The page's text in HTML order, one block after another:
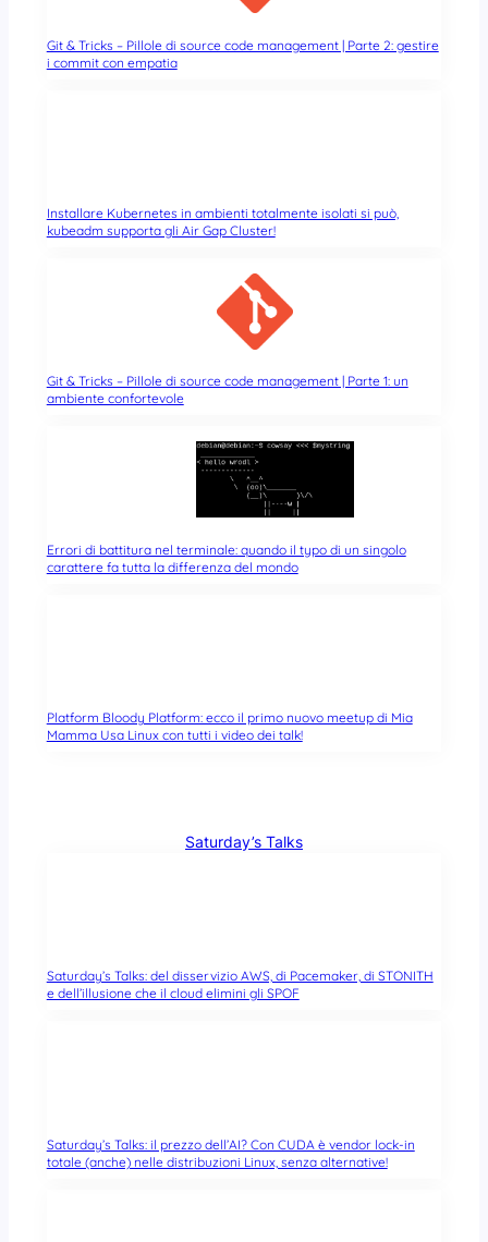
Git & Tricks – Pillole di source code management | Parte 2: gestire
i commit con empatia
Installare Kubernetes in ambienti totalmente isolati si può,
kubeadm supporta gli Air Gap Cluster!
Git & Tricks – Pillole di source code management | Parte 1: un
ambiente confortevole
Errori di battitura nel terminale: quando il typo di un singolo
carattere fa tutta la differenza del mondo
Platform Bloody Platform: ecco il primo nuovo meetup di Mia
Mamma Usa Linux con tutti i video dei talk!
Saturday’s Talks
Saturday’s Talks: del disservizio AWS, di Pacemaker, di STONITH
e dell’illusione che il cloud elimini gli SPOF
Saturday’s Talks: il prezzo dell’AI? Con CUDA è vendor lock-in
totale (anche) nelle distribuzioni Linux, senza alternative!